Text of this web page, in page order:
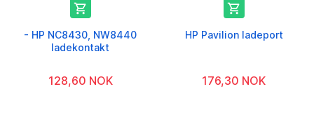

- HP NC8430, NW8440
ladekontakt
128,60 NOK

HP Pavilion ladeport
176,30 NOK